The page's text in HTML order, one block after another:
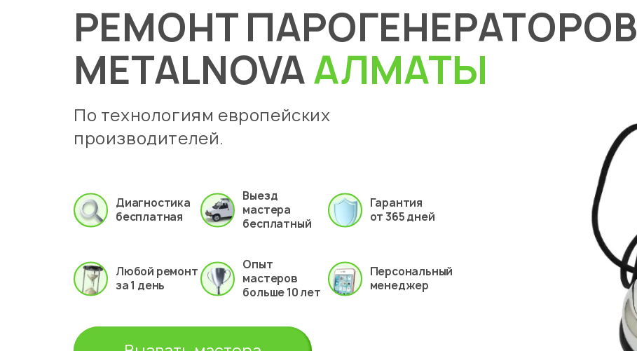
РЕМОНТ ПАРОГЕНЕРАТОРОВ
METALNOVAАЛМАТЫ
По технологиям европейских
производителей.
Диагностика
бесплатная
Выезд
мастера
бесплатный
Гарантия
от 365 дней
Любой ремонт
за 1 день
Опыт
мастеров
больше 10 лет
Персональный
менеджер